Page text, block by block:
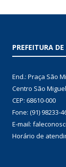
PREFEITURA
End.: Praça São
Centro São
CEP: 68610-000
Fone: (91) 98233-
E-mail:
Horário de